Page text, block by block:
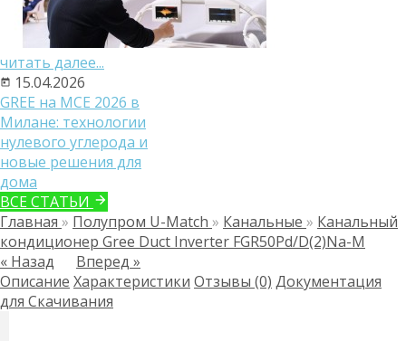
читать далее...
15.04.2026
GREE на MCE 2026 в
Милане: технологии
нулевого углерода и
новые решения для
дома
ВСЕ СТАТЬИ
Главная » Полупром U-Match » Канальные » Канальный
кондиционер Gree Duct Inverter FGR50Pd/D(2)Na-M
« Назад
Вперед »
Описание Характеристики Отзывы (0) Документация
для Скачивания